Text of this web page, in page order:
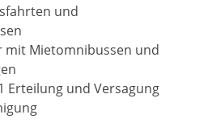
und
mit Mietomnibussen und
Erteilung und Versagung